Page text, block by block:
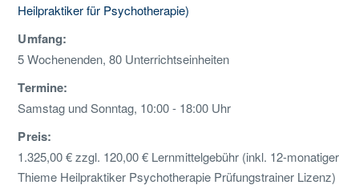
Heilpraktiker für Psychotherapie)
Umfang:
5 Wochenenden, 80 Unterrichtseinheiten
Termine:
Samstag und Sonntag, 10:00 - 18:00 Uhr
Preis:
1.325,00 € zzgl. 120,00 € Lernmittelgebühr (inkl. 12-monatiger
Thieme Heilpraktiker Psychotherapie Prüfungstrainer Lizenz)